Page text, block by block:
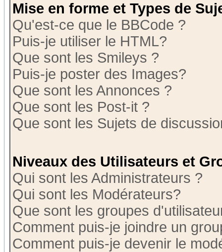
Mise en forme et Types de
Qu'est-ce que le BBCode ?
Puis-je utiliser le HTML?
Que sont les Smileys ?
Puis-je poster des Images?
Que sont les Annonces ?
Que sont les Post-it ?
Que sont les Sujets de
Niveaux des Utilisateurs et
Qui sont les Administrateurs ?
Qui sont les Modérateurs?
Que sont les groupes
Comment puis-je joindre un
Comment puis-je devenir le